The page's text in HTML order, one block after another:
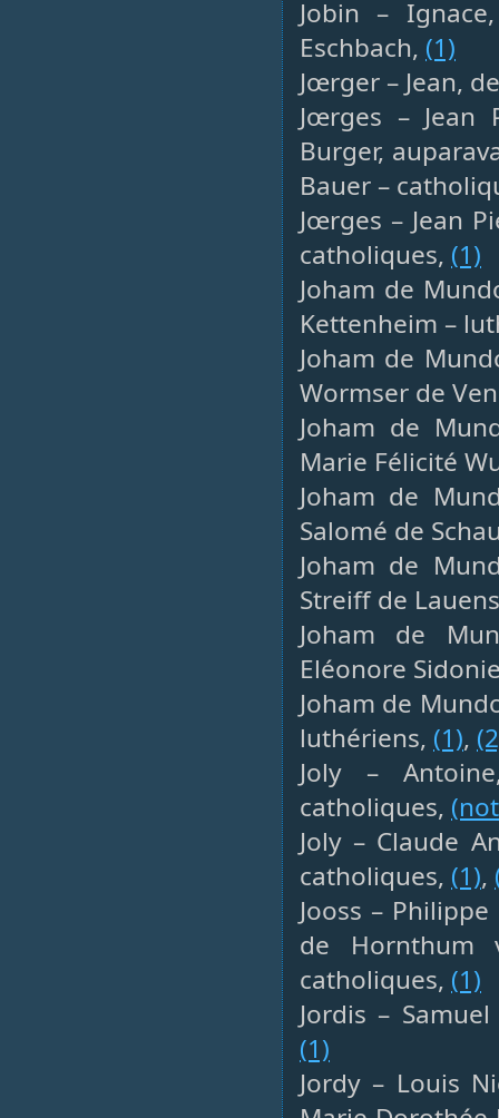
Jobin –
Eschbach, (1)
Jœrger – Jean,
Jœrges – Jean
Burger,
Bauer –
Jœrges – Jean
catholiques, (1)
Joham de
Kettenheim –
Joham de
Wormser de
Joham de
Marie Félicité
Joham de
Salomé de
Joham de
Streiff de
Joham de
Eléonore
Joham de
luthériens, (1),
Joly –
catholiques,
Joly – Claude
catholiques, (1),
Jooss –
de Hornthum
catholiques, (1)
Jordis –
(1)
Jordy – Louis